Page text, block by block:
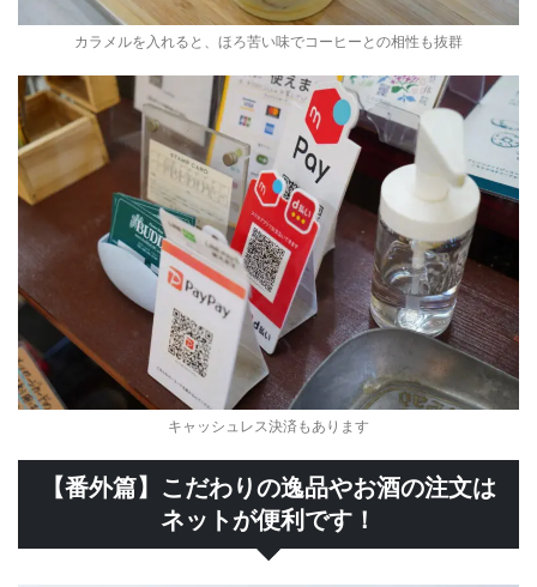
カラメルを入れると、ほろ苦い味でコーヒーとの相性も抜群
キャッシュレス決済もあります
【番外篇】こだわりの逸品やお酒の注文は
ネットが便利です！